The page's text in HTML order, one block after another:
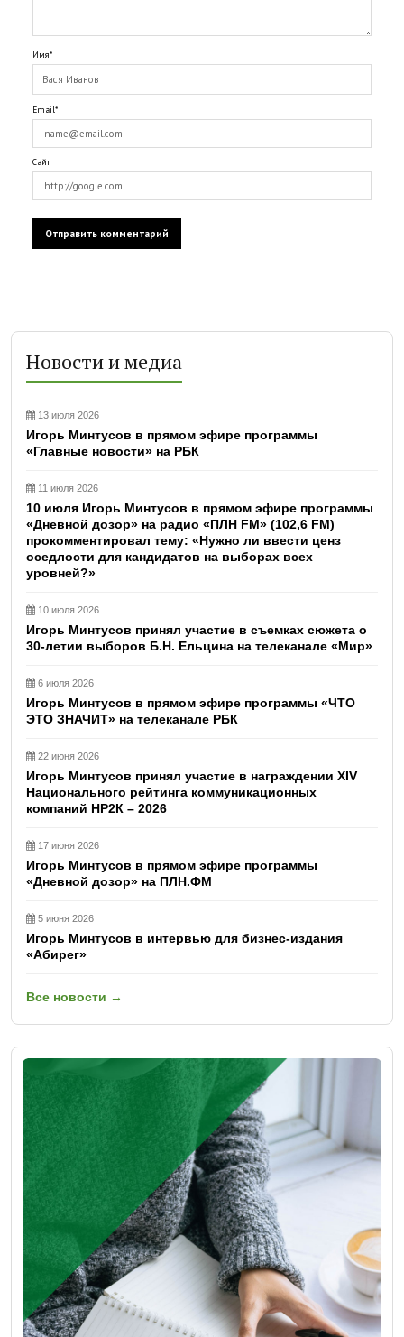
Имя*
Email*
Сайт
Новости и медиа
13 июля 2026
Игорь Минтусов в прямом эфире программы
«Главные новости» на РБК
11 июля 2026
10 июля Игорь Минтусов в прямом эфире программы
«Дневной дозор» на радио «ПЛН FM» (102,6 FM)
прокомментировал тему: «Нужно ли ввести ценз
оседлости для кандидатов на выборах всех
уровней?»
10 июля 2026
Игорь Минтусов принял участие в съемках сюжета о
30-летии выборов Б.Н. Ельцина на телеканале «Мир»
6 июля 2026
Игорь Минтусов в прямом эфире программы «ЧТО
ЭТО ЗНАЧИТ» на телеканале РБК
22 июня 2026
Игорь Минтусов принял участие в награждении XIV
Национального рейтинга коммуникационных
компаний НР2К – 2026
17 июня 2026
Игорь Минтусов в прямом эфире программы
«Дневной дозор» на ПЛН.ФМ
5 июня 2026
Игорь Минтусов в интервью для бизнес-издания
«Абирег»
Все новости →